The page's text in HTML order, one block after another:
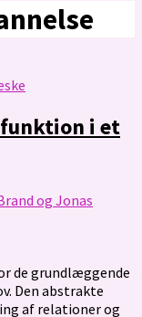
funktion i et
og Jonas
de grundlæggende
Den abstrakte
af relationer og